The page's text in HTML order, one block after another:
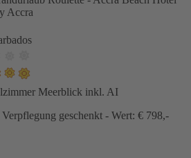
Accra
Meerblick inkl. AI
geschenkt - Wert: € 798,-